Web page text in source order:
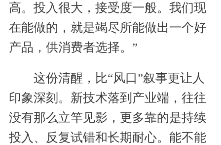
高。投入很大，接受度一般。我们现
在能做的，就是竭尽所能做出一个好
产品，供消费者选择。”
这份清醒，比“风口”叙事更让人
印象深刻。新技术落到产业端，往往
没有那么立竿见影，更多靠的是持续
投入、反复试错和长期耐心。能不能